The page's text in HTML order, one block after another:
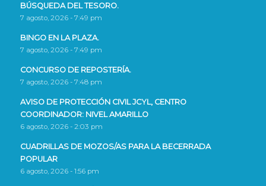
BÚSQUEDA DEL TESORO.
7 agosto, 2026 - 7:49 pm
BINGO EN LA PLAZA.
7 agosto, 2026 - 7:49 pm
CONCURSO DE REPOSTERÍA.
7 agosto, 2026 - 7:48 pm
AVISO DE PROTECCIÓN CIVIL JCYL, CENTRO
COORDINADOR: NIVEL AMARILLO
6 agosto, 2026 - 2:03 pm
CUADRILLAS DE MOZOS/AS PARA LA BECERRADA
POPULAR
6 agosto, 2026 - 1:56 pm